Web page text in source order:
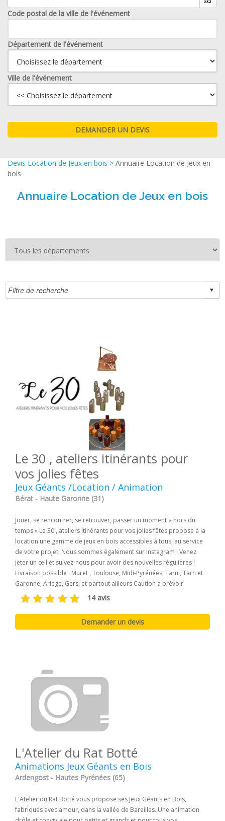
Code postal de la ville de l'événement
Département de l'événement
Ville de l'événement
Devis Location de Jeux en bois > Annuaire Location de Jeux en
bois
Annuaire Location de Jeux en bois
Le 30 , ateliers itinérants pour
vos jolies fêtes
Jeux Géants /Location / Animation
Bérat - Haute Garonne (31)
Jouer, se rencontrer, se retrouver, passer un moment « hors du
temps » Le 30 , ateliers itinérants pour vos jolies fêtes propose à la
location une gamme de jeux en bois accessibles à tous, au service
de votre projet. Nous sommes également sur Instagram ! Venez
jeter un œil et suivez-nous pour avoir des nouvelles régulières !
Livraison possible : Muret , Toulouse, Midi-Pyrénées, Tarn , Tarn et
Garonne, Ariège, Gers, et partout ailleurs Caution à prévoir
14 avis
L'Atelier du Rat Botté
Animations Jeux Géants en Bois
Ardengost - Hautes Pyrénées (65)
L'Atelier du Rat Botté vous propose ses Jeux Géants en Bois,
fabriqués avec amour, dans la vallée de Bareilles. Une animation